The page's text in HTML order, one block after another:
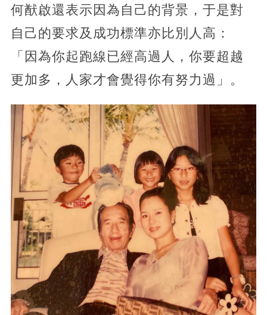
何猷啟還表示因為自己的背景，于是對
自己的要求及成功標準亦比別人高：
「因為你起跑線已經高過人，你要超越
更加多，人家才會覺得你有努力過」。